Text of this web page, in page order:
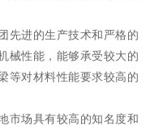
先进的生产技术和严格的
械性能，能够承受较大的
等对材料性能要求较高的
市场具有较高的知名度和